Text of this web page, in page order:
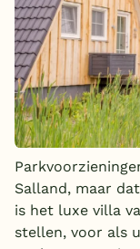
Salland, maar
is het luxe villa
stellen, voor als